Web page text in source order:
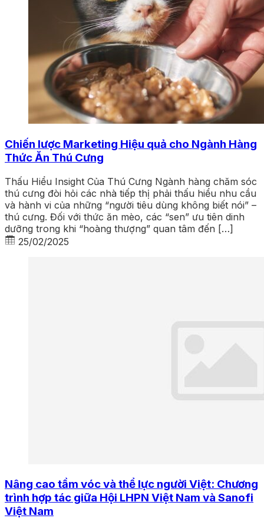
Chiến lược Marketing Hiệu quả cho Ngành Hàng
Thức Ăn Thú Cưng
Thấu Hiểu Insight Của Thú Cưng Ngành hàng chăm sóc
thú cưng đòi hỏi các nhà tiếp thị phải thấu hiểu nhu cầu
và hành vi của những “người tiêu dùng không biết nói” –
thú cưng. Đối với thức ăn mèo, các “sen” ưu tiên dinh
dưỡng trong khi “hoàng thượng” quan tâm đến […]
25/02/2025
Nâng cao tầm vóc và thể lực người Việt: Chương
trình hợp tác giữa Hội LHPN Việt Nam và Sanofi
Việt Nam